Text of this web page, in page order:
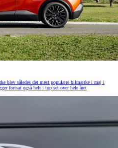
blev således det mest populære bilmærke i maj i
fortsat også helt i top set over hele året